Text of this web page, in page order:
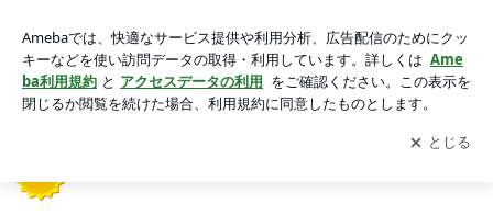
アプリをダウンロードして ブログの更新通知
を受け取りまし
ょう。
開く